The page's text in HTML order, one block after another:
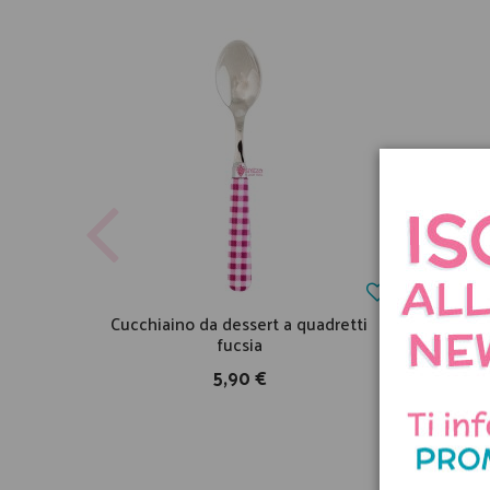
Cucchiaino da dessert a quadretti
fucsia
5,90 €